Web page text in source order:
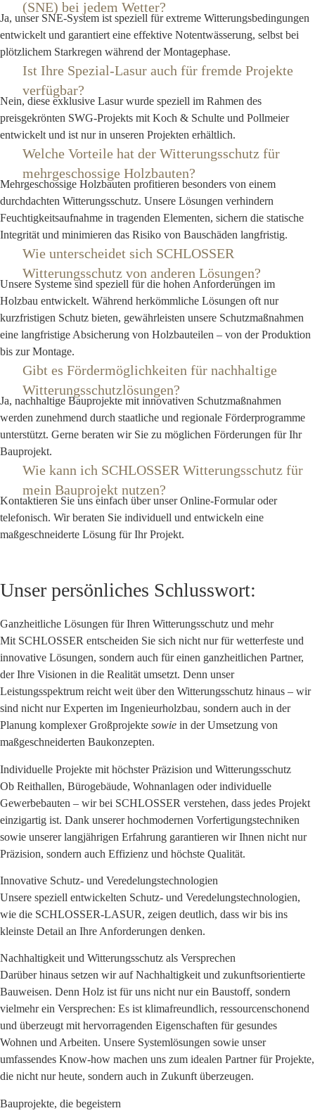
(SNE) bei jedem Wetter?
Ja, unser SNE-System ist speziell für extreme Witterungsbedingungen
entwickelt und garantiert eine effektive Notentwässerung, selbst bei
plötzlichem Starkregen während der Montagephase.
Ist Ihre Spezial-Lasur auch für fremde Projekte
verfügbar?
Nein, diese exklusive Lasur wurde speziell im Rahmen des
preisgekrönten SWG-Projekts mit Koch & Schulte und Pollmeier
entwickelt und ist nur in unseren Projekten erhältlich.
Welche Vorteile hat der Witterungsschutz für
mehrgeschossige Holzbauten?
Mehrgeschossige Holzbauten profitieren besonders von einem
durchdachten Witterungsschutz. Unsere Lösungen verhindern
Feuchtigkeitsaufnahme in tragenden Elementen, sichern die statische
Integrität und minimieren das Risiko von Bauschäden langfristig.
Wie unterscheidet sich SCHLOSSER
Witterungsschutz von anderen Lösungen?
Unsere Systeme sind speziell für die hohen Anforderungen im
Holzbau entwickelt. Während herkömmliche Lösungen oft nur
kurzfristigen Schutz bieten, gewährleisten unsere Schutzmaßnahmen
eine langfristige Absicherung von Holzbauteilen – von der Produktion
bis zur Montage.
Gibt es Fördermöglichkeiten für nachhaltige
Witterungsschutzlösungen?
Ja, nachhaltige Bauprojekte mit innovativen Schutzmaßnahmen
werden zunehmend durch staatliche und regionale Förderprogramme
unterstützt. Gerne beraten wir Sie zu möglichen Förderungen für Ihr
Bauprojekt.
Wie kann ich SCHLOSSER Witterungsschutz für
mein Bauprojekt nutzen?
Kontaktieren Sie uns einfach über unser Online-Formular oder
telefonisch. Wir beraten Sie individuell und entwickeln eine
maßgeschneiderte Lösung für Ihr Projekt.
Unser persönliches Schlusswort:
Ganzheitliche Lösungen für Ihren Witterungsschutz und mehr
Mit SCHLOSSER entscheiden Sie sich nicht nur für wetterfeste und
innovative Lösungen, sondern auch für einen ganzheitlichen Partner,
der Ihre Visionen in die Realität umsetzt. Denn unser
Leistungsspektrum reicht weit über den Witterungsschutz hinaus – wir
sind nicht nur Experten im Ingenieurholzbau, sondern auch in der
Planung komplexer Großprojekte sowie in der Umsetzung von
maßgeschneiderten Baukonzepten.
Individuelle Projekte mit höchster Präzision und Witterungsschutz
Ob Reithallen, Bürogebäude, Wohnanlagen oder individuelle
Gewerbebauten – wir bei SCHLOSSER verstehen, dass jedes Projekt
einzigartig ist. Dank unserer hochmodernen Vorfertigungstechniken
sowie unserer langjährigen Erfahrung garantieren wir Ihnen nicht nur
Präzision, sondern auch Effizienz und höchste Qualität.
Innovative Schutz- und Veredelungstechnologien
Unsere speziell entwickelten Schutz- und Veredelungstechnologien,
wie die SCHLOSSER-LASUR, zeigen deutlich, dass wir bis ins
kleinste Detail an Ihre Anforderungen denken.
Nachhaltigkeit und Witterungsschutz als Versprechen
Darüber hinaus setzen wir auf Nachhaltigkeit und zukunftsorientierte
Bauweisen. Denn Holz ist für uns nicht nur ein Baustoff, sondern
vielmehr ein Versprechen: Es ist klimafreundlich, ressourcenschonend
und überzeugt mit hervorragenden Eigenschaften für gesundes
Wohnen und Arbeiten. Unsere Systemlösungen sowie unser
umfassendes Know-how machen uns zum idealen Partner für Projekte,
die nicht nur heute, sondern auch in Zukunft überzeugen.
Bauprojekte, die begeistern